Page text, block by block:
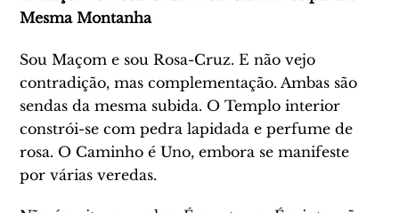
Mesma Montanha
Sou Maçom e sou Rosa-Cruz. E não vejo
contradição, mas complementação. Ambas são
sendas da mesma subida. O Templo interior
constrói-se com pedra lapidada e perfume de
rosa. O Caminho é Uno, embora se manifeste
por várias veredas.